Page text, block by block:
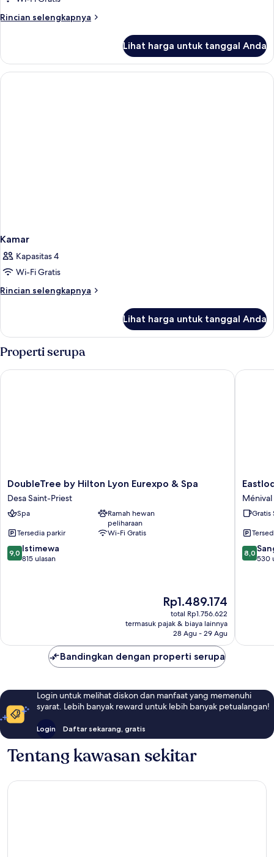
Rincian selengkapnya
Rincian
Kamar,
Beberapa
Tempat
Lihat harga untuk tanggal Anda
Kamar
Kapasitas 4
Wi-Fi Gratis
Rincian selengkapnya
Rincian
Kamar
Lihat harga untuk tanggal Anda
Properti serupa
DoubleTree
by
Hilton
Lyon
&
Spa
Desa
DoubleTree by Hilton Lyon Eurexpo & Spa
Desa Saint-Priest
Spa
Ramah hewan
peliharaan
Tersedia parkir
Wi-Fi Gratis
9.0
dari
9,0 Istimewa
815 ulasan
Harga
sekarang
Rp1.489.174
Rp1.489.174
total Rp1.756.622
termasuk pajak & biaya lainnya
28 Agu - 29 Agu
DoubleTree by Hilton Lyon Eurexpo & Spa
Lyon
Est
Eurexpo
La
Ménival
Gratis
8.0
dari
8,0
530
Bandingkan dengan properti serupa
Login untuk melihat diskon dan manfaat yang memenuhi
syarat. Lebih banyak reward untuk lebih banyak petualangan!
Login Daftar sekarang, gratis
Tentang kawasan sekitar